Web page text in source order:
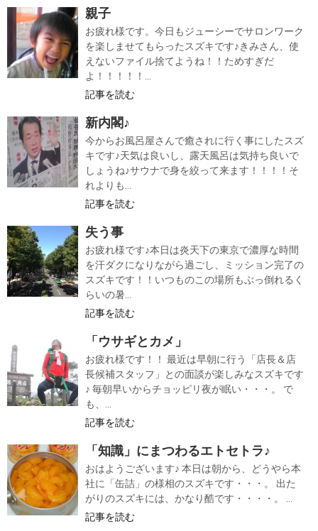
親子
お疲れ様です。今日もジューシーでサロンワーク
を楽しませてもらったスズキです♪きみさん、使
えないファイル捨てようね！！ためすぎだ
よ！！！！！...
記事を読む
新内閣♪
今からお風呂屋さんで癒されに行く事にしたスズ
キです♪天気は良いし、露天風呂は気持ち良いで
しょうね♪サウナで身を絞って来ます！！！！そ
れよりも...
記事を読む
失う事
お疲れ様です♪本日は炎天下の東京で濃厚な時間
を汗ダクになりながら過ごし、ミッション完了の
スズキです！！いつものこの場所もぶっ倒れるく
らいの暑...
記事を読む
「ウサギとカメ」
お疲れ様です！！ 最近は早朝に行う「店長＆店
長候補スタッフ」との面談が楽しみなスズキです
♪ 毎朝早いからチョッピリ夜が眠い・・・。 で
も、...
記事を読む
「知識」にまつわるエトセトラ♪
おはようございます♪ 本日は朝から、どうやら本
社に「缶詰」の様相のスズキです・・・。 出た
がりのスズキには、かなり酷です・・・・。 ...
記事を読む